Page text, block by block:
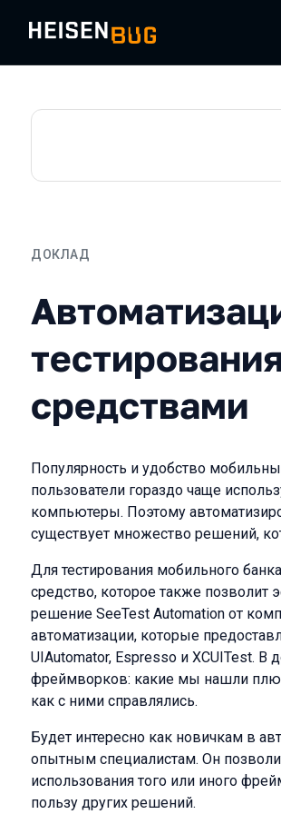
ДОКЛАД
Автоматизация
средствами
Популярность и удобство
пользователи гораздо чаще
компьютеры. Поэтому
существует множество решений,
Для тестирования мобильного
средство, которое также
решение SeeTest Automation от
автоматизации, которые
UIAutomator, Espresso и XCUITest.
фреймворков: какие мы нашли
как c ними справлялись.
Будет интересно как новичкам в
опытным специалистам. Он
использования того или иного
пользу других решений.